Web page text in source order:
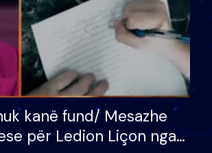
kanë fund/ Mesazhe
për Ledion Liçon nga